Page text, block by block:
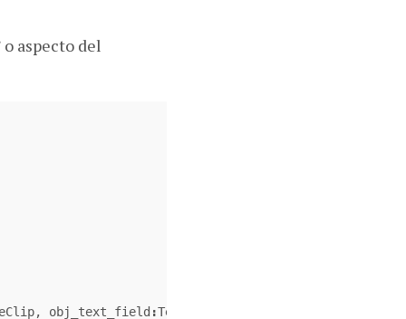
aspecto del
, obj_text_field :TextField